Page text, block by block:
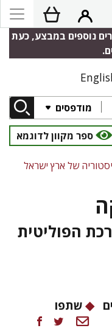
נוספים במבצע, כעת
מודפסים
ספר מקוון לדוגמא
של ארץ ישראל
הפוליטית
שתפו